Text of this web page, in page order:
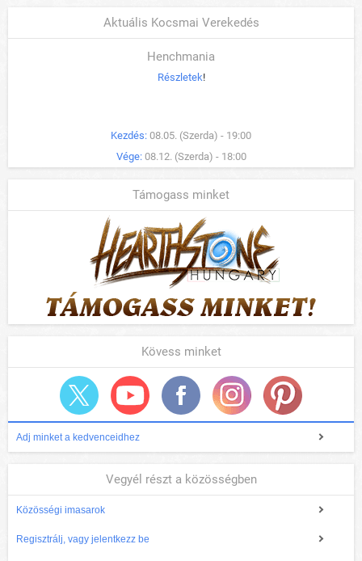
Aktuális Kocsmai Verekedés
Henchmania
Részletek!
Kezdés: 08.05. (Szerda) - 19:00
Vége: 08.12. (Szerda) - 18:00
Támogass minket
Kövess minket
Adj minket a kedvenceidhez
Vegyél részt a közösségben
Közösségi imasarok
Regisztrálj, vagy jelentkezz be